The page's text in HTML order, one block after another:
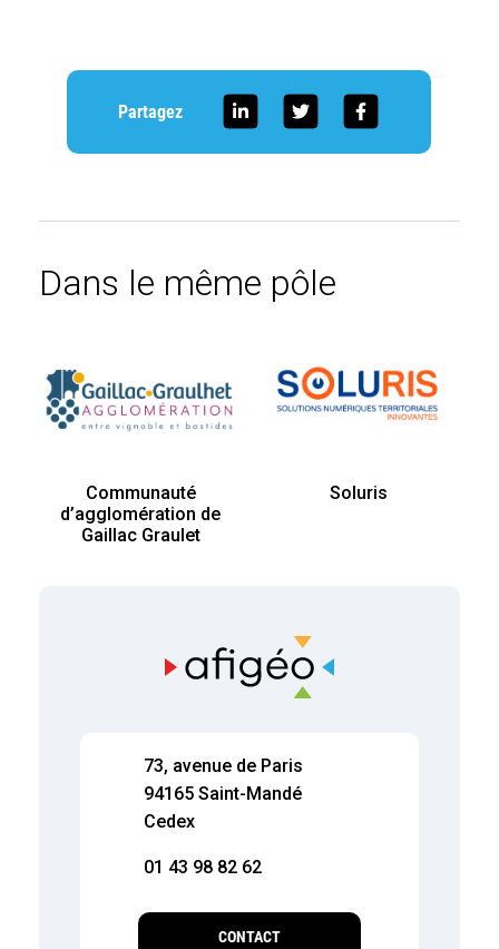
Partagez
Dans le même pôle
Communauté
d’agglomération de
Gaillac Graulet
Soluris
73, avenue de Paris
94165 Saint-Mandé
Cedex
01 43 98 82 62
CONTACT